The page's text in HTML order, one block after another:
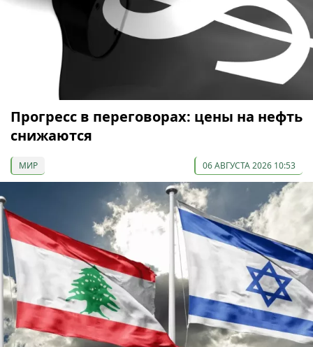
Прогресс в переговорах: цены на нефть
снижаются
МИР 06 АВГУСТА 2026 10:53